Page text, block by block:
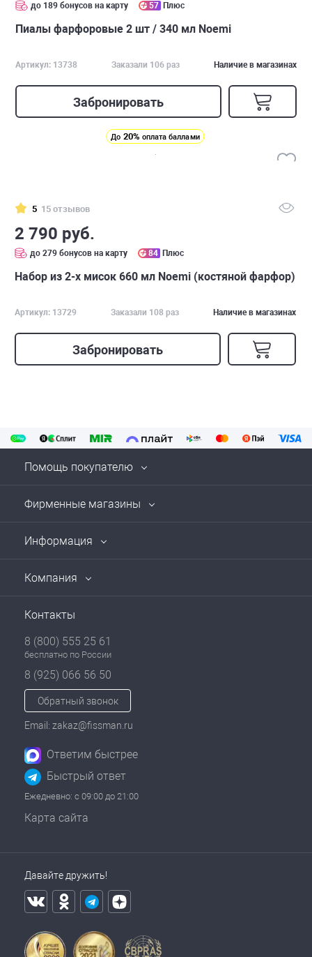
до 189 бонусов на карту 57 Плюс
Пиалы фарфоровые 2 шт / 340 мл Noemi
Артикул: 13738 Заказали 106 раз Наличие в магазинах
Забронировать
До 20% оплата баллами
5 15 отзывов
2 790 руб.
до 279 бонусов на карту 84 Плюс
Набор из 2-х мисок 660 мл Noemi (костяной фарфор)
Артикул: 13729 Заказали 108 раз Наличие в магазинах
Забронировать
Помощь покупателю
Фирменные магазины
Информация
Компания
Контакты
8 (800) 555 25 61
бесплатно по России
8 (925) 066 56 50
Обратный звонок
Email: zakaz@fissman.ru
Ответим быстрее
Быстрый ответ
Ежедневно: с 09:00 до 21:00
Карта сайта
Давайте дружить!